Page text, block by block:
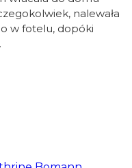
nalewała
w fotelu, dopóki